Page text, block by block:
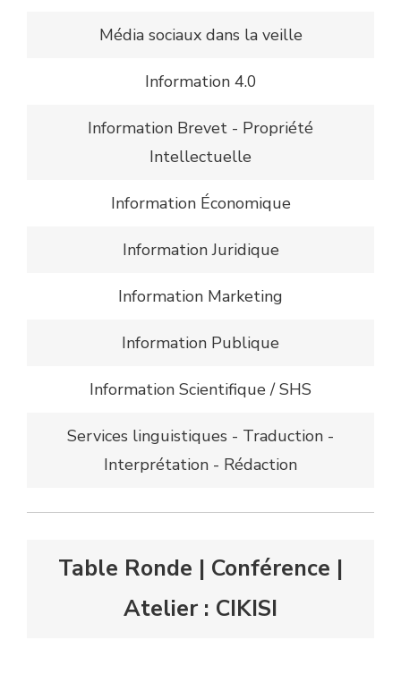
Média sociaux dans la veille
Information 4.0
Information Brevet - Propriété
Intellectuelle
Information Économique
Information Juridique
Information Marketing
Information Publique
Information Scientifique / SHS
Services linguistiques - Traduction -
Interprétation - Rédaction
Table Ronde | Conférence |
Atelier : CIKISI